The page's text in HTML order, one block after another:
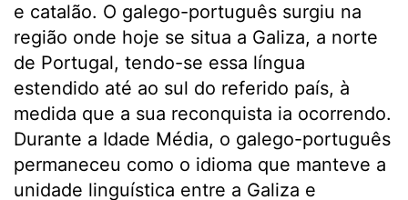
e catalão. O galego-português surgiu na
região onde hoje se situa a Galiza, a norte
de Portugal, tendo-se essa língua
estendido até ao sul do referido país, à
medida que a sua reconquista ia ocorrendo.
Durante a Idade Média, o galego-português
permaneceu como o idioma que manteve a
unidade linguística entre a Galiza e